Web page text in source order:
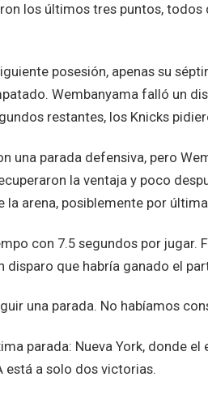
los últimos tres puntos, todos
posesión, apenas su
Wembanyama falló un
restantes, los Knicks
una parada defensiva, pero
la ventaja y poco
la arena, posiblemente por
con 7.5 segundos por jugar.
disparo que habría ganado el
una parada. No habíamos
parada: Nueva York, donde
está a solo dos victorias.